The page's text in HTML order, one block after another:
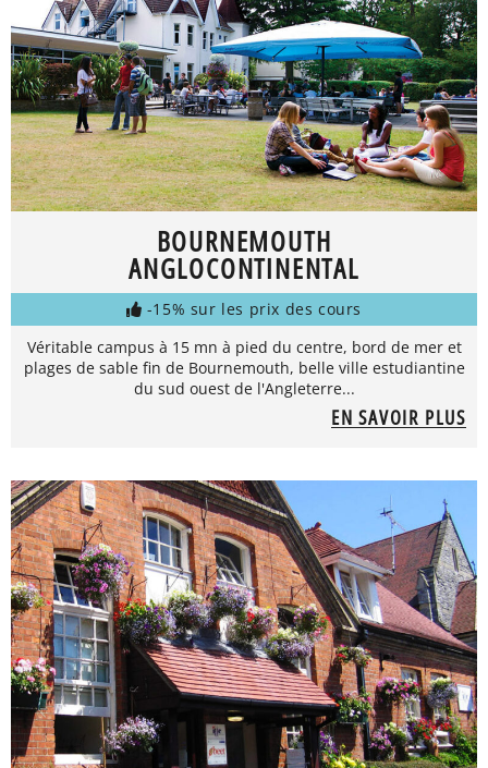
BOURNEMOUTH
ANGLOCONTINENTAL
-15% sur les prix des cours
Véritable campus à 15 mn à pied du centre, bord de mer et
plages de sable fin de Bournemouth, belle ville estudiantine
du sud ouest de l'Angleterre...
EN SAVOIR PLUS